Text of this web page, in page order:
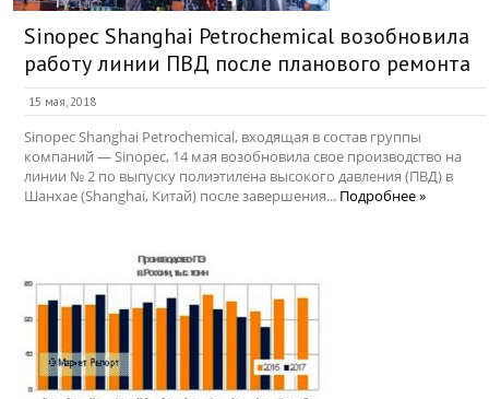
Sinopec Shanghai Petrochemical возобновила
работу линии ПВД после планового ремонта
15 мая, 2018
Sinopec Shanghai Petrochemical, входящая в состав группы
компаний — Sinopec, 14 мая возобновила свое производство на
линии № 2 по выпуску полиэтилена высокого давления (ПВД) в
Шанхае (Shanghai, Китай) после завершения... Подробнее »